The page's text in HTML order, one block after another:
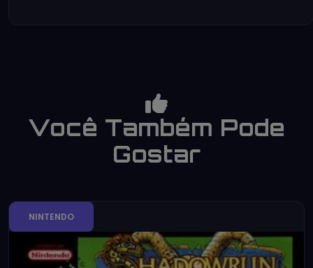
Você Também Pode
Gostar
NINTENDO